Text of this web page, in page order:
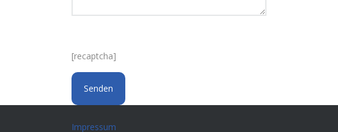
[recaptcha]
Impressum